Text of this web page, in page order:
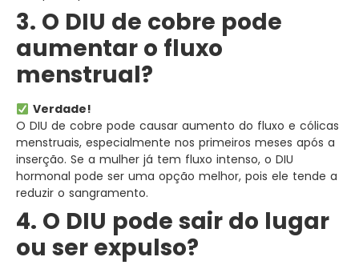
3. O DIU de cobre pode
aumentar o fluxo
menstrual?
Verdade!
O DIU de cobre pode causar aumento do fluxo e cólicas
menstruais, especialmente nos primeiros meses após a
inserção. Se a mulher já tem fluxo intenso, o DIU
hormonal pode ser uma opção melhor, pois ele tende a
reduzir o sangramento.
4. O DIU pode sair do lugar
ou ser expulso?